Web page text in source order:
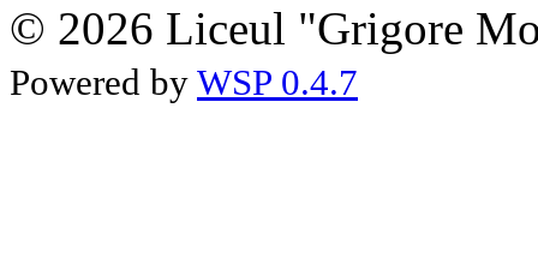
© 2026 Liceul "Grigore
Powered by WSP 0.4.7